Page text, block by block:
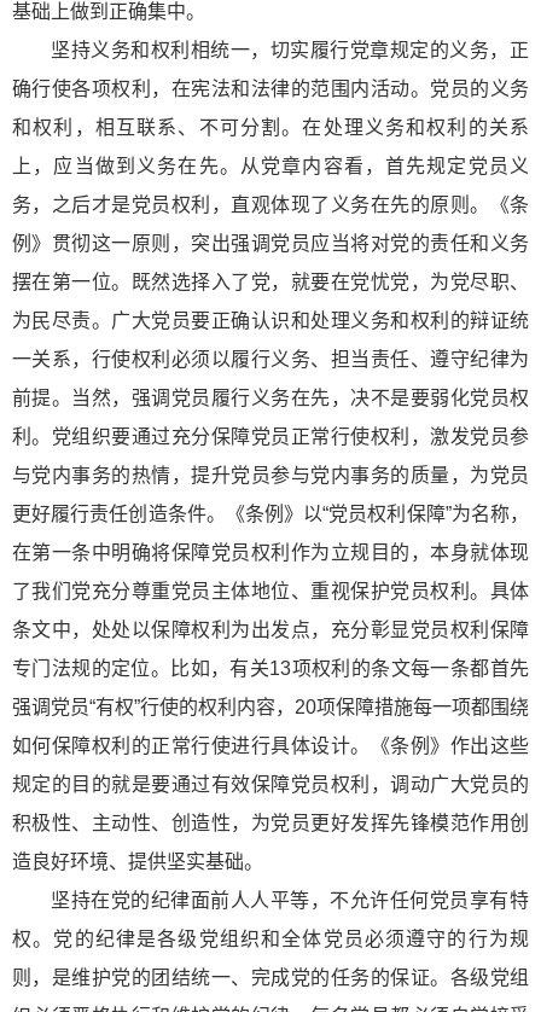
基础上做到正确集中。
坚持义务和权利相统一，切实履行党章规定的义务，正
确行使各项权利，在宪法和法律的范围内活动。党员的义务
和权利，相互联系、不可分割。在处理义务和权利的关系
上，应当做到义务在先。从党章内容看，首先规定党员义
务，之后才是党员权利，直观体现了义务在先的原则。《条
例》贯彻这一原则，突出强调党员应当将对党的责任和义务
摆在第一位。既然选择入了党，就要在党忧党，为党尽职、
为民尽责。广大党员要正确认识和处理义务和权利的辩证统
一关系，行使权利必须以履行义务、担当责任、遵守纪律为
前提。当然，强调党员履行义务在先，决不是要弱化党员权
利。党组织要通过充分保障党员正常行使权利，激发党员参
与党内事务的热情，提升党员参与党内事务的质量，为党员
更好履行责任创造条件。《条例》以“党员权利保障”为名称，
在第一条中明确将保障党员权利作为立规目的，本身就体现
了我们党充分尊重党员主体地位、重视保护党员权利。具体
条文中，处处以保障权利为出发点，充分彰显党员权利保障
专门法规的定位。比如，有关13项权利的条文每一条都首先
强调党员“有权”行使的权利内容，20项保障措施每一项都围绕
如何保障权利的正常行使进行具体设计。《条例》作出这些
规定的目的就是要通过有效保障党员权利，调动广大党员的
积极性、主动性、创造性，为党员更好发挥先锋模范作用创
造良好环境、提供坚实基础。
坚持在党的纪律面前人人平等，不允许任何党员享有特
权。党的纪律是各级党组织和全体党员必须遵守的行为规
则，是维护党的团结统一、完成党的任务的保证。各级党组